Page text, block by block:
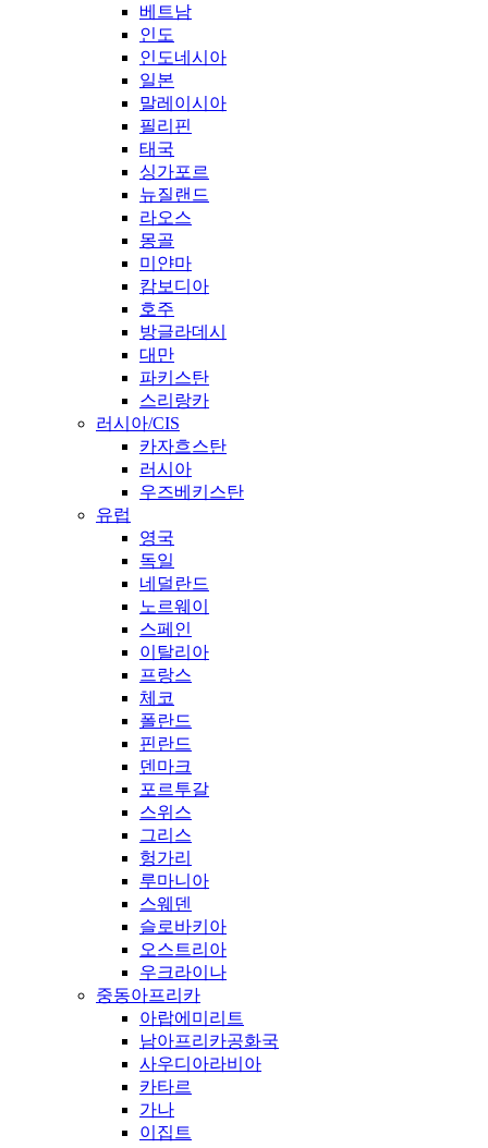
베트남
인도
인도네시아
일본
말레이시아
필리핀
태국
싱가포르
뉴질랜드
라오스
몽골
미얀마
캄보디아
호주
방글라데시
대만
파키스탄
스리랑카
러시아/CIS
카자흐스탄
러시아
우즈베키스탄
유럽
영국
독일
네덜란드
노르웨이
스페인
이탈리아
프랑스
체코
폴란드
핀란드
덴마크
포르투갈
스위스
그리스
헝가리
루마니아
스웨덴
슬로바키아
오스트리아
우크라이나
중동아프리카
아랍에미리트
남아프리카공화국
사우디아라비아
카타르
가나
이집트